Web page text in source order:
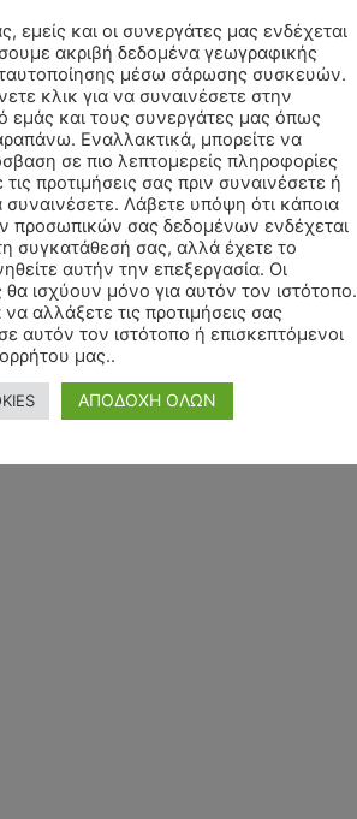
εμείς και οι συνεργάτες μας ενδέχεται
ακριβή δεδομένα γεωγραφικής
ταυτοποίησης μέσω σάρωσης συσκευών.
κλικ για να συναινέσετε στην
εμάς και τους συνεργάτες μας όπως
Εναλλακτικά, μπορείτε να
σε πιο λεπτομερείς πληροφορίες
προτιμήσεις σας πριν συναινέσετε ή
συναινέσετε. Λάβετε υπόψη ότι κάποια
προσωπικών σας δεδομένων ενδέχεται
συγκατάθεσή σας, αλλά έχετε το
αυτήν την επεξεργασία. Οι
θα ισχύουν μόνο για αυτόν τον ιστότοπο.
αλλάξετε τις προτιμήσεις σας
αυτόν τον ιστότοπο ή επισκεπτόμενοι
μας..
ΑΠΟΔΟΧΗ ΟΛΩΝ